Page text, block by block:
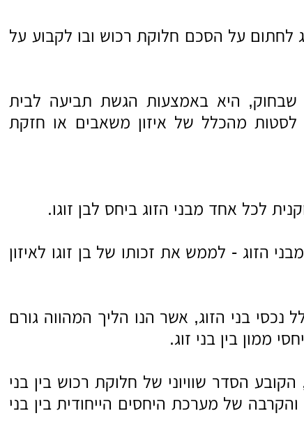
לחתום על הסכם חלוקת רכוש ובו לקבוע על
היא באמצעות הגשת תביעה לבית
מהכלל של איזון משאבים או חזקת
לכל אחד מבני הזוג ביחס לבן זוגו.
הזוג - לממש את זכותו של בן זוגו לאיזון
בני הזוג, אשר הנו הליך המהווה גורם
ממון בין בני זוג.
הקובע הסדר שוויוני של חלוקת רכוש בין בני
של מערכת היחסים הייחודית בין בני